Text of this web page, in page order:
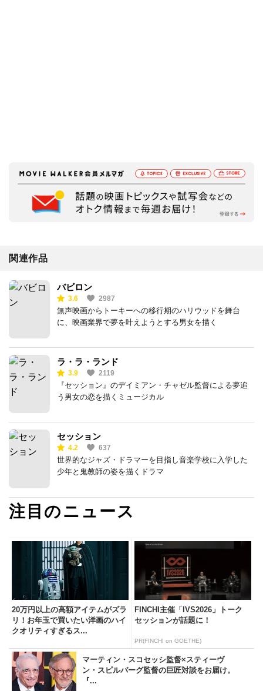
関連作品
バビロン
3.6 2987
無声映画からトーキーへの移行期のハリウッドを舞台
に、映画業界で夢を叶えようとする男女を描く
ラ・ラ・ランド
3.9 2119
『セッション』のデイミアン・チャゼル監督による夢追
う男女の恋を描くミュージカル
セッション
4.2 637
世界的なジャズ・ドラマーを目指し音楽学校に入学した
少年と鬼教師の姿を描くドラマ
注目のニュース
20万円以上の高額アイテムがズラ
リ！お年玉で買いたい洋画のハイ
クオリティすぎるス...
FINCHI主催「IVS2026」トーク
セッションが話題に！
PR(FINCHI on GOETHE)
マーティン・スコセッシ監督×スティーヴ
ン・スピルバーグ監督の巨匠対談をお届け。
『...